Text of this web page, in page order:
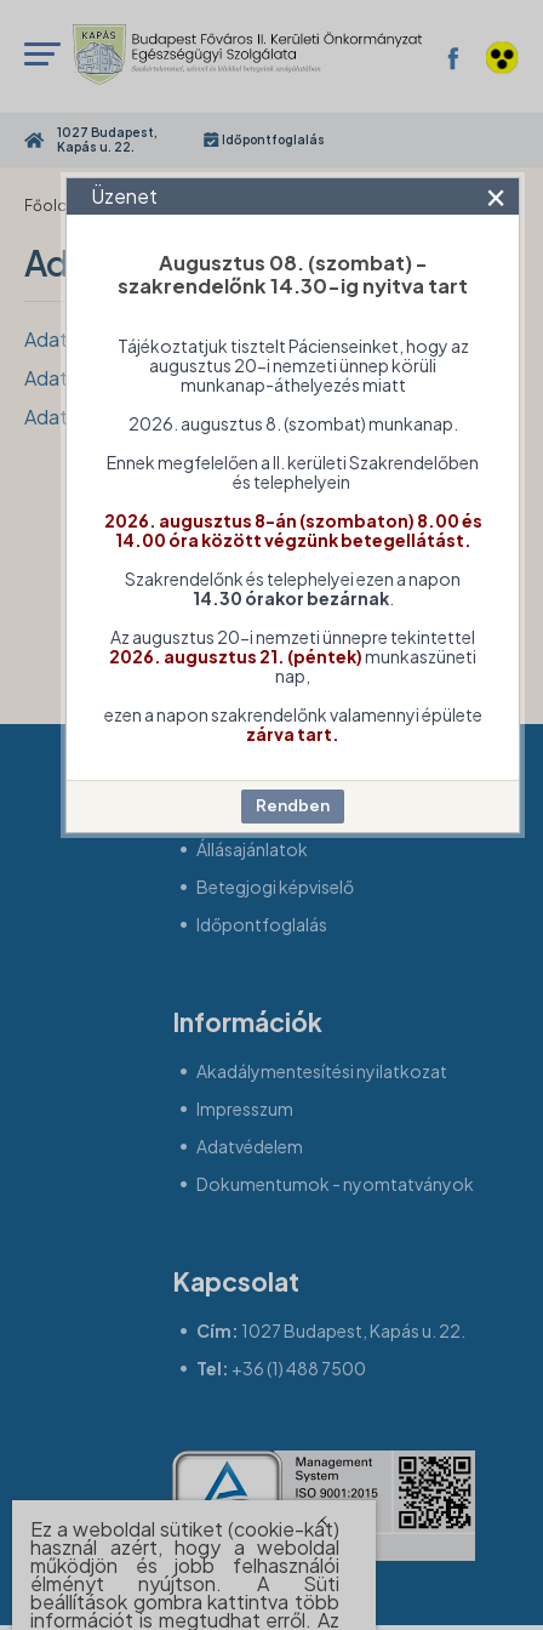
1027 Budapest,
Kapás u. 22.
Időpontfoglalás
Főoldal › Adatvédelem
Adatvédelem
Adatvédelmi és adatkezelési tájékoztató
Adatvédelmi incidens bejelentési szabályzat
Adatvédelmi, adatkezlési és adatbiztonsági szabályzat
Gyorsmenü
Állásajánlatok
Betegjogi képviselő
Időpontfoglalás
Információk
Akadálymentesítési nyilatkozat
Impresszum
Adatvédelem
Dokumentumok - nyomtatványok
Kapcsolat
Cím: 1027 Budapest, Kapás u. 22.
Tel: +36 (1) 488 7500
Ez a weboldal sütiket (cookie-kat)
használ azért, hogy a weboldal
működjön és jobb felhasználói
élményt nyújtson. A Süti
beállítások gombra kattintva több
információt is megtudhat erről. Az
Üzenet ×
Augusztus 08. (szombat) -
szakrendelőnk 14.30-ig nyitva tart
Tájékoztatjuk tisztelt Pácienseinket, hogy az
augusztus 20-i nemzeti ünnep körüli
munkanap-áthelyezés miatt
2026. augusztus 8. (szombat) munkanap.
Ennek megfelelően a II. kerületi Szakrendelőben
és telephelyein
2026. augusztus 8-án (szombaton) 8.00 és
14.00 óra között végzünk betegellátást.
Szakrendelőnk és telephelyei ezen a napon
14.30 órakor bezárnak.
Az augusztus 20-i nemzeti ünnepre tekintettel
2026. augusztus 21. (péntek)munkaszüneti
nap,
ezen a napon szakrendelőnk valamennyi épülete
zárva tart.